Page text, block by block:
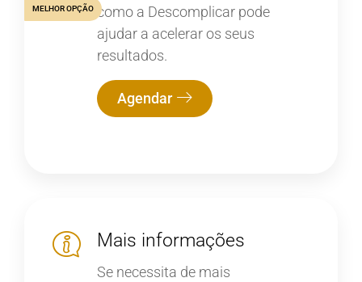
como a Descomplicar pode
ajudar a acelerar os seus
resultados.
Agendar
MELHOR OPÇÃO
Mais informações
Se necessita de mais